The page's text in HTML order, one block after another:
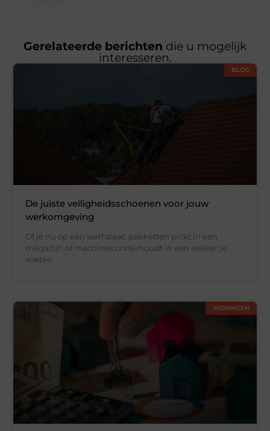
Gerelateerde berichten die u mogelijk
interesseren.
BLOG
De juiste veiligheidsschoenen voor jouw
werkomgeving
Of je nu op een werf staat, pakketten pickt in een
magazijn of machines onderhoudt in een atelier: je
voeten
WONINGEN